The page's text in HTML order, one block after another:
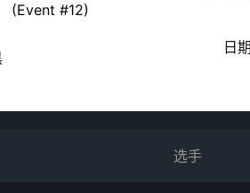
(Event #12)
日
选手